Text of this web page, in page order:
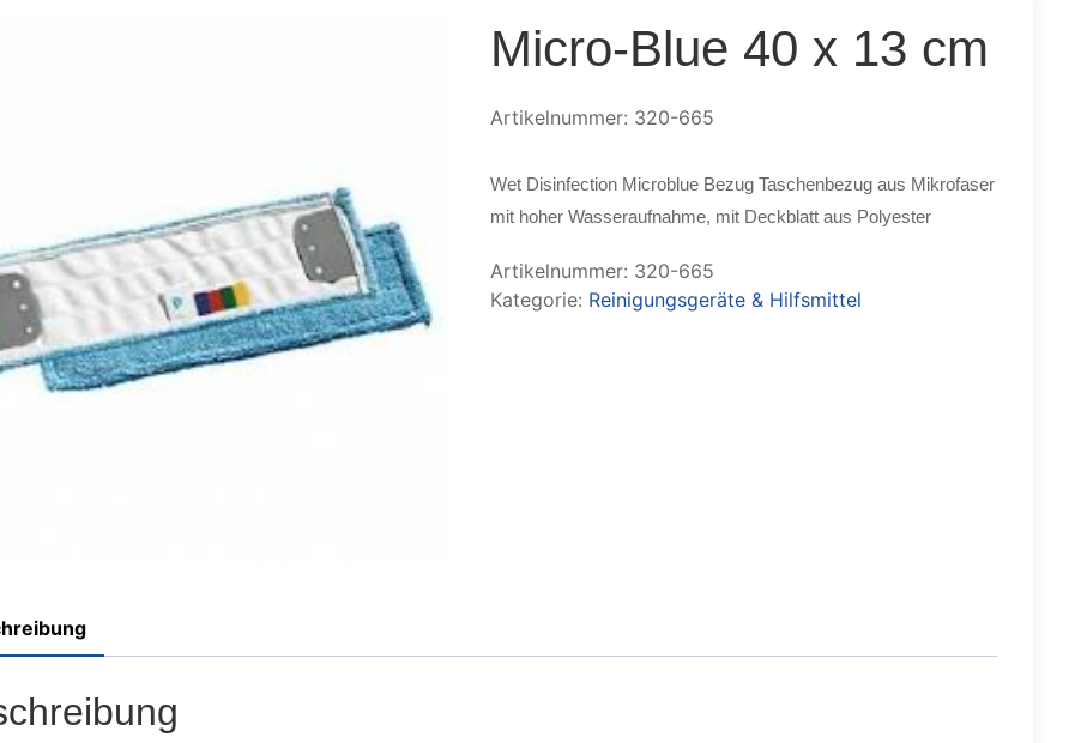
Micro-Blue 40 x 13 cm
Artikelnummer: 320-665
Wet Disinfection Microblue Bezug Taschenbezug aus Mikrofaser
mit hoher Wasseraufnahme, mit Deckblatt aus Polyester
Artikelnummer: 320-665
Kategorie: Reinigungsgeräte & Hilfsmittel